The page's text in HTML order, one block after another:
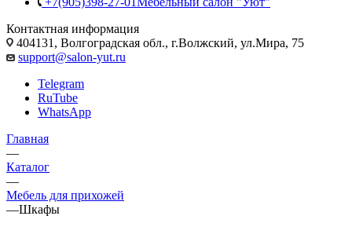
Контактная информация
404131, Волгоградская обл., г.Волжский, ул.Мира, 75
support@salon-yut.ru
Telegram
RuTube
WhatsApp
Главная
—
Каталог
—
Мебель для прихожей
—Шкафы